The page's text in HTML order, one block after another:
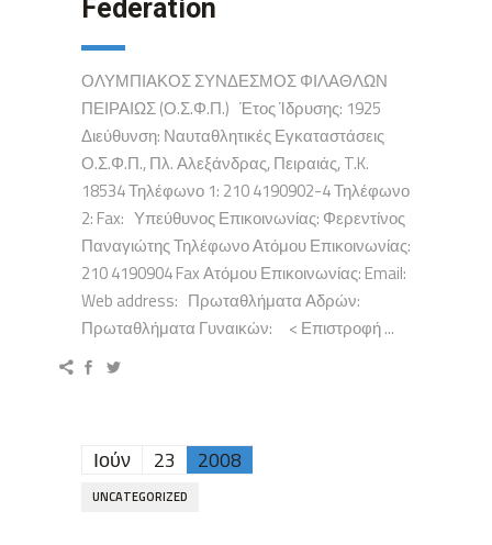
Federation
ΟΛΥΜΠΙΑΚΟΣ ΣΥΝΔΕΣΜΟΣ ΦΙΛΑΘΛΩΝ
ΠΕΙΡΑΙΩΣ (Ο.Σ.Φ.Π.) Έτος Ίδρυσης: 1925
Διεύθυνση: Ναυταθλητικές Εγκαταστάσεις
Ο.Σ.Φ.Π., Πλ. Αλεξάνδρας, Πειραιάς, T.K.
18534 Τηλέφωνο 1: 210 4190902-4 Τηλέφωνο
2: Fax: Υπεύθυνος Επικοινωνίας: Φερεντίνος
Παναγιώτης Τηλέφωνο Ατόμου Επικοινωνίας:
210 4190904 Fax Ατόμου Επικοινωνίας: Email:
Web address: Πρωταθλήματα Αδρών:
Πρωταθλήματα Γυναικών: < Επιστροφή ...
Ιούν 23 2008
UNCATEGORIZED